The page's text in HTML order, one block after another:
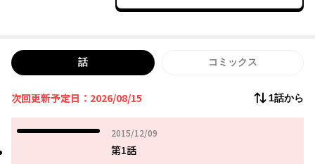
話 コミックス
次回更新予定日：2026/08/15 1話から
2015/12/09
2015年12月09日
第1話